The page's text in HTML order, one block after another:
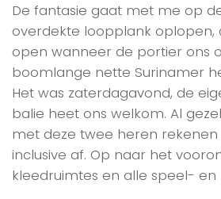
De fantasie gaat met me op
overdekte loopplank oplopen,
open wanneer de portier ons
boomlange nette Surinamer
Het was zaterdagavond, de
balie heet ons welkom. Al
met deze twee heren rekenen
inclusive af. Op naar het
kleedruimtes en alle speel-